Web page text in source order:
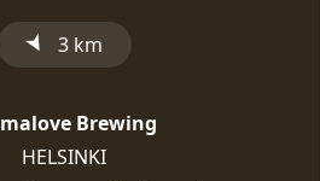
➤ 3 km
Brewing
HELSINKI